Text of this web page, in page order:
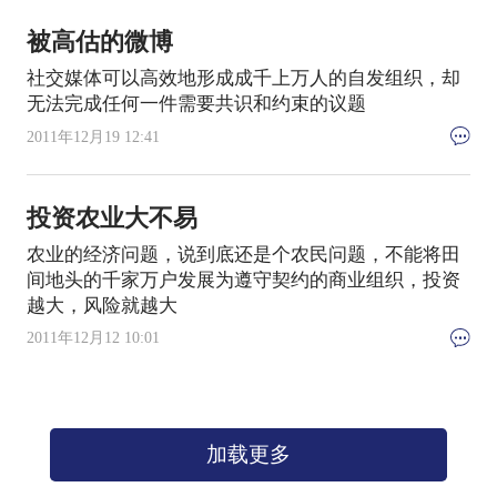
被高估的微博
社交媒体可以高效地形成成千上万人的自发组织，却
无法完成任何一件需要共识和约束的议题
2011年12月19 12:41
投资农业大不易
农业的经济问题，说到底还是个农民问题，不能将田
间地头的千家万户发展为遵守契约的商业组织，投资
越大，风险就越大
2011年12月12 10:01
加载更多